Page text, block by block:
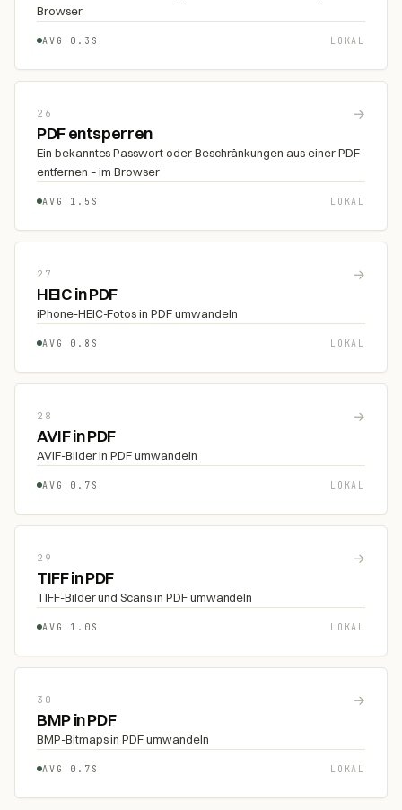
Browser
AVG 0.3S LOKAL
26 →
PDF entsperren
Ein bekanntes Passwort oder Beschränkungen aus einer PDF
entfernen – im Browser
AVG 1.5S LOKAL
27 →
HEIC in PDF
iPhone-HEIC-Fotos in PDF umwandeln
AVG 0.8S LOKAL
28 →
AVIF in PDF
AVIF-Bilder in PDF umwandeln
AVG 0.7S LOKAL
29 →
TIFF in PDF
TIFF-Bilder und Scans in PDF umwandeln
AVG 1.0S LOKAL
30 →
BMP in PDF
BMP-Bitmaps in PDF umwandeln
AVG 0.7S LOKAL